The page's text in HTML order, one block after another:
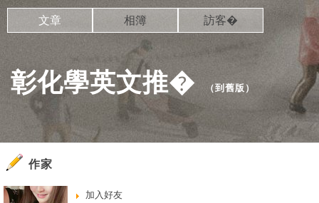
彰化學英文推� （到舊版 ）
文章 相簿 訪客�
作家
加入好友